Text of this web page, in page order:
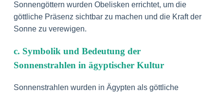
Sonnengöttern wurden Obelisken errichtet, um die
göttliche Präsenz sichtbar zu machen und die Kraft der
Sonne zu verewigen.
c. Symbolik und Bedeutung der
Sonnenstrahlen in ägyptischer Kultur
Sonnenstrahlen wurden in Ägypten als göttliche